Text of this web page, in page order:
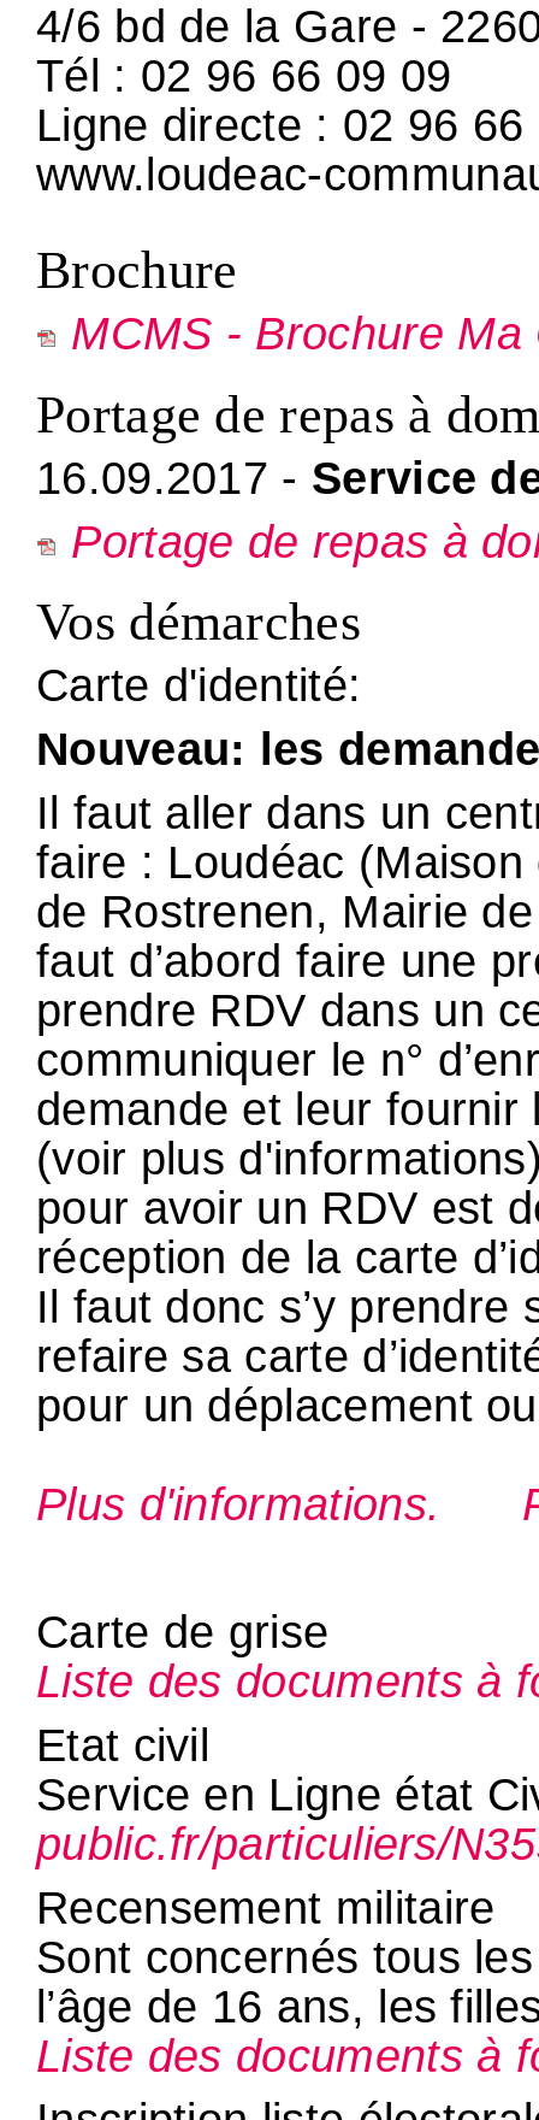
4/6 bd de la Gare -
Tél : 02 96 66 09 09
Ligne directe : 02 96 66
www.loudeac-
Brochure
MCMS - Brochure
Portage de repas à
16.09.2017 - Service
Portage de repas à
Vos démarches
Carte d'identité:
Nouveau: les
Il faut aller dans un
faire : Loudéac
de Rostrenen, Mairie
faut d’abord faire une
prendre RDV dans un
communiquer le n°
demande et leur
(voir plus
pour avoir un RDV est
réception de la carte
Il faut donc s’y
refaire sa carte
pour un déplacement
Plus d'informations.
Carte de grise
Liste des documents à
Etat civil
Service en Ligne état
public.fr/particuliers/
Recensement militaire
Sont concernés tous
l’âge de 16 ans, les
Liste des documents à